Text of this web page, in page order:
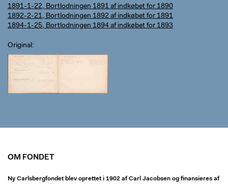
1891-1-22, Bortlodningen 1891 af indkøbet for 1890
1892-2-21, Bortlodningen 1892 af indkøbet for 1891
1894-1-25, Bortlodningen 1894 af indkøbet for 1893
Original
OM FONDET
Ny Carlsbergfondet blev oprettet i 1902 af Carl Jacobsen og finansieres af